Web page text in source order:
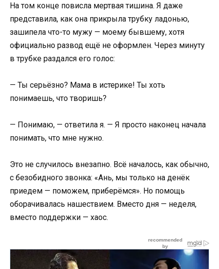
На том конце повисла мертвая тишина. Я даже
представила, как она прикрыла трубку ладонью,
зашипела что-то мужу — моему бывшему, хотя
официально развод ещё не оформлен. Через минуту
в трубке раздался его голос:
— Ты серьёзно? Мама в истерике! Ты хоть
понимаешь, что творишь?
— Понимаю, — ответила я. — Я просто наконец начала
понимать, что мне нужно.
Это не случилось внезапно. Всё началось, как обычно,
с безобидного звонка: «Ань, мы только на денёк
приедем — поможем, приберёмся». Но помощь
оборачивалась нашествием. Вместо дня — неделя,
вместо поддержки — хаос.